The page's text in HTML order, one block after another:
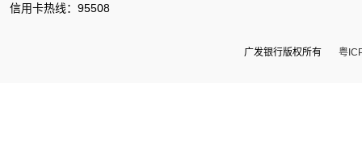
信用卡热线：95508
广发银行版权所有 粤